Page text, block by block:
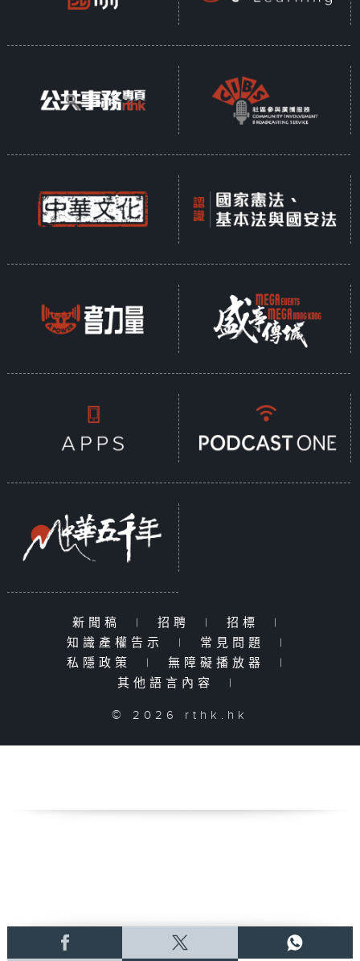
新聞稿 | 招聘 | 招標
|
知識產權告示
| 常見問題
|
私隱政策
| 無障礙播放器
|
其他語言內容
|
© 2026 rthk.hk